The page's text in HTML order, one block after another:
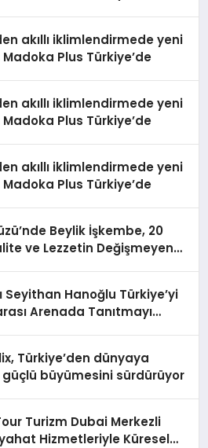
akıllı iklimlendirmede yeni
Plus Türkiye’de
akıllı iklimlendirmede yeni
Plus Türkiye’de
akıllı iklimlendirmede yeni
Plus Türkiye’de
Beylik İşkembe, 20
ve Lezzetin Değişmeyen
Seyithan Hanoğlu Türkiye’yi
Arenada Tanıtmayı
Türkiye’den dünyaya
büyümesini sürdürüyor
Turizm Dubai Merkezli
Hizmetleriyle Küresel